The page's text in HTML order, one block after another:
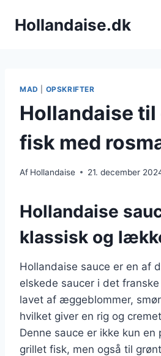
Hollandaise.dk
MAD OPSKRIFTER
Hollandaise
fisk med
Af Hollandaise 21. december
Hollandaise
klassisk og
Hollandaise sauce er en af
elskede saucer i det
lavet af æggeblommer,
hvilket giver en rig og
Denne sauce er ikke kun
grillet fisk, men også til